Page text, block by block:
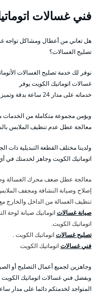
فني غسالات
هل تعاني من أعطال ومشاكل تواجه
تصليح الغسالات؟
نوفر لك خدمة تصليح الغسالات
غسالات اتوماتيك الكويت يوفر
خدماته على مدار 24 ساعة بدقة وتميز و أيضا سرعة في إنجاز كافة الأعمال،
ويؤمن مجموعة متكاملة من الخدمات
معالجة عطل عدم تنظيف الملابس
ولدينا مختلف القطعة التبديلية ذات
اتوماتيك الكويت وجاهز لخدمتك في
معالجة عطل ضعف محرك الغسالة
إصلاح وصيانة النشافة ومجفف
تنظيف الغسالة من الداخل والخارج
صيانة غسالاتاتوماتيك صيانة
اتوماتيك الكويت.
تصليح غسالاتاتوماتيك الكويت .
فني غسالاتاتوماتيك الكويت
وجاهزين لجميع أعمال التصليح أو
وبفضل فني غسالات اتوماتيك الكويت
المتواجد لخدمتكم دائما على مدار